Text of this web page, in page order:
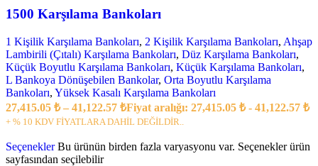
1500 Karşılama Bankoları
1 Kişilik Karşılama Bankoları, 2 Kişilik Karşılama Bankoları, Ahşap
Lambirili (Çıtalı) Karşılama Bankoları, Düz Karşılama Bankoları,
Küçük Boyutlu Karşılama Bankoları, Küçük Karşılama Bankoları,
L Bankoya Dönüşebilen Bankolar, Orta Boyutlu Karşılama
Bankoları, Yüksek Kasalı Karşılama Bankoları
27,415.05 ₺ – 41,122.57 ₺Fiyat aralığı: 27,415.05 ₺ - 41,122.57 ₺
+ % 10 KDV FİYATLARA DAHİL DEĞİLDİR..
Seçenekler Bu ürünün birden fazla varyasyonu var. Seçenekler ürün
sayfasından seçilebilir